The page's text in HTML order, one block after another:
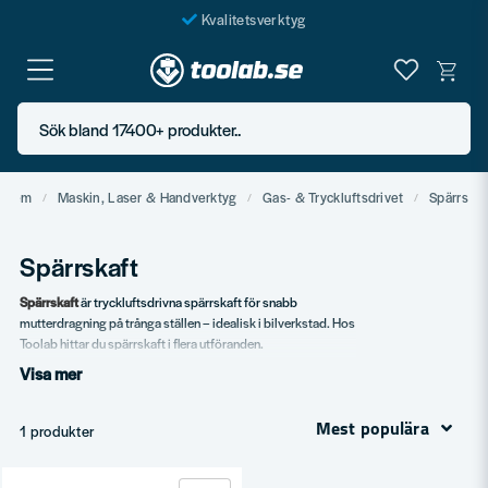
Kvalitetsverktyg
Fraktfritt över 999 SEK*
En järnhandel för alla
Butik i Göteborg
Sök bland 17400+ produkter..
Hem Maskin, Laser & Handverktyg Gas- & Tryckluftsdrivet
Spärrskaft
Spärrskaftär tryckluftsdrivna spärrskaft för snabb
mutterdragning på trånga ställen – idealisk i bilverkstad. Hos
Toolab hittar du spärrskaft i flera utföranden.
Vårt sortiment
Olika moment.
Visa mer
1 produkter Mest populära